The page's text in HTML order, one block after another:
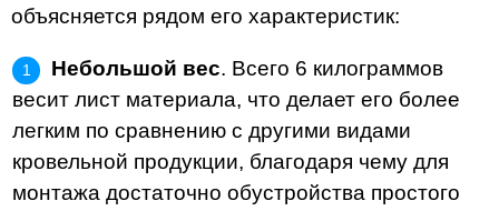
объясняется рядом его характеристик:
Небольшой вес. Всего 6 килограммов
весит лист материала, что делает его более
легким по сравнению с другими видами
кровельной продукции, благодаря чему для
монтажа достаточно обустройства простого